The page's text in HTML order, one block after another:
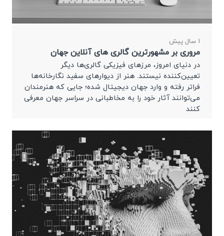
1 سال پیش
مروری بر مشهورترین گالری های آنلاین جهان
در دنیای امروز، مرزهای فیزیکی گالری‌ها دیگر
تعیین‌کننده نیستند. هنر از دیوارهای سفید نگارخانه‌ها
فراتر رفته و وارد جهان دیجیتال شده؛ جایی که هنرمندان
می‌توانند آثار خود را به مخاطبانی در سراسر جهان معرفی
کنند